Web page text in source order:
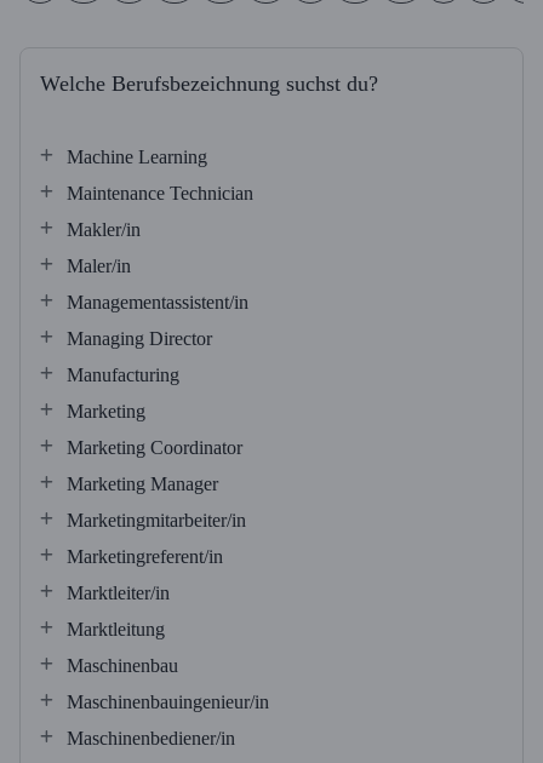
Welche Berufsbezeichnung suchst du?
Machine Learning
Maintenance Technician
Makler/in
Maler/in
Managementassistent/in
Managing Director
Manufacturing
Marketing
Marketing Coordinator
Marketing Manager
Marketingmitarbeiter/in
Marketingreferent/in
Marktleiter/in
Marktleitung
Maschinenbau
Maschinenbauingenieur/in
Maschinenbediener/in